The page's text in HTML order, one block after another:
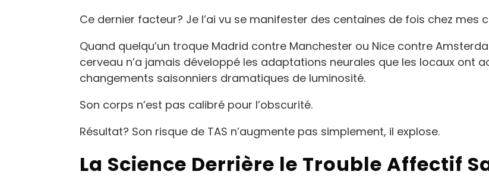
Ce dernier facteur? Je l’ai vu se manifester des centaines de fois chez mes
Quand quelqu’un troque Madrid contre Manchester ou Nice contre
cerveau n’a jamais développé les adaptations neurales que les locaux ont
changements saisonniers dramatiques de luminosité.
Son corps n’est pas calibré pour l’obscurité.
Résultat? Son risque de TAS n’augmente pas simplement, il explose.
La Science Derrière le Trouble Affectif